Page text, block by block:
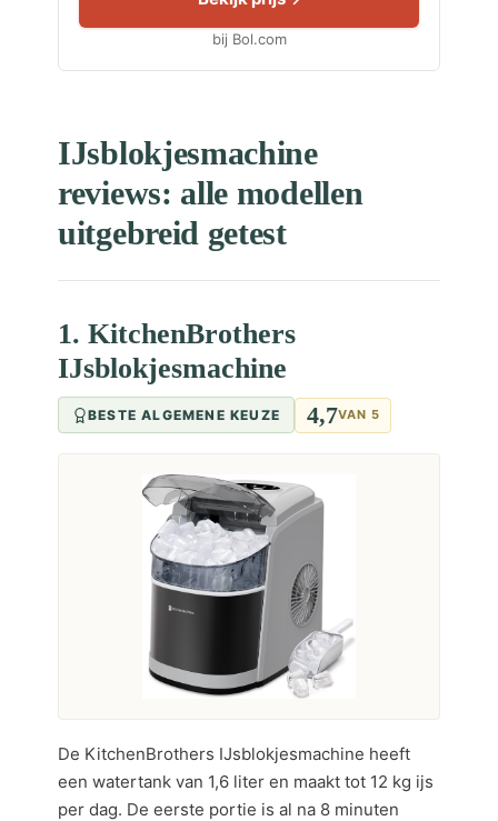
bij Bol.com
IJsblokjesmachine
reviews: alle modellen
uitgebreid getest
1. KitchenBrothers
IJsblokjesmachine
BESTE ALGEMENE KEUZE 4,7VAN 5
De KitchenBrothers IJsblokjesmachine heeft
een watertank van 1,6 liter en maakt tot 12 kg ijs
per dag. De eerste portie is al na 8 minuten